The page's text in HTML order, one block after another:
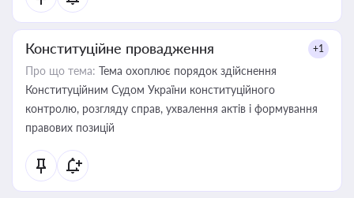
Конституційне провадження +1
Про що тема: Тема охоплює порядок здійснення
Конституційним Судом України конституційного
контролю, розгляду справ, ухвалення актів і формування
правових позицій